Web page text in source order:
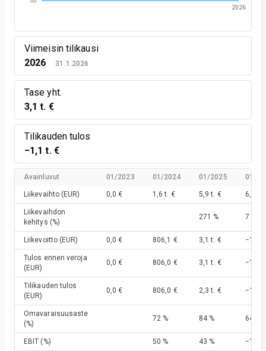
2026
Viimeisin tilikausi
2026
31.1.2026
Tase yht.
3,1 t. €
Tilikauden tulos
−1,1 t. €
Avainluvut 01/2023 01/2024 01/2025 01/
Liikevaihto (EUR) 0,0 € 1,6 t. € 5,9 t. € 6,3 t.
Liikevaihdon
kehitys (%)
271 % 7 %
Liikevoitto (EUR) 0,0 € 806,1 € 3,1 t. € −1,1
Tulos ennen veroja
(EUR)
0,0 € 806,0 € 3,1 t. € −1,1
Tilikauden tulos
(EUR)
0,0 € 806,0 € 2,3 t. € −1,1
Omavaraisuusaste
(%)
72 % 84 % 64 %
EBIT (%) 50 % 43 % −17 %